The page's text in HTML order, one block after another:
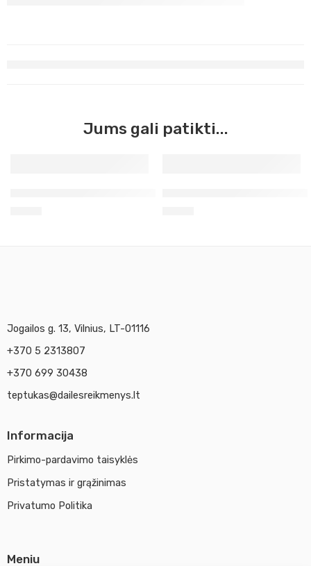
Jums gali patikti...
Jogailos g. 13, Vilnius, LT-01116
+370 5 2313807
+370 699 30438
teptukas@dailesreikmenys.lt
Informacija
Pirkimo-pardavimo taisyklės
Pristatymas ir grąžinimas
Privatumo Politika
Meniu